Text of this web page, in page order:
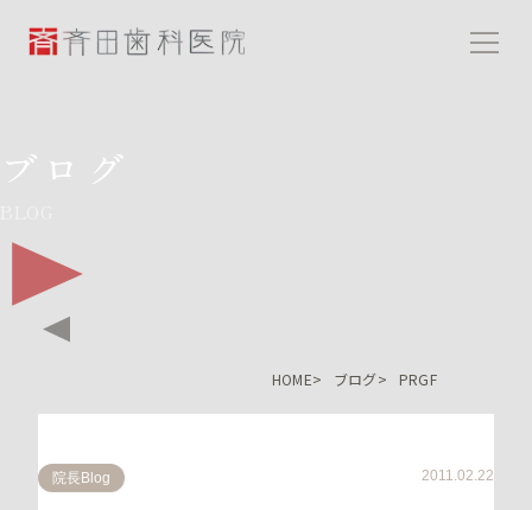
斉田歯科医院
ブログ
HOME ブログ PRGF
院長Blog 2011.02.22